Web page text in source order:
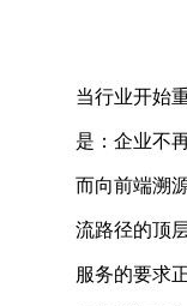
当行业开始
是：企业不
而向前端溯
流路径的顶
服务的要求